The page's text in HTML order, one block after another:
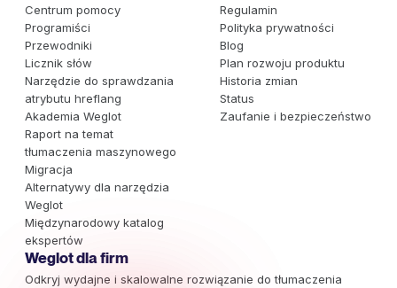
Centrum pomocy
Programiści
Przewodniki
Licznik słów
Narzędzie do sprawdzania
atrybutu hreflang
Akademia Weglot
Raport na temat
tłumaczenia maszynowego
Migracja
Alternatywy dla narzędzia
Weglot
Międzynarodowy katalog
ekspertów
Regulamin
Polityka prywatności
Blog
Plan rozwoju produktu
Historia zmian
Status
Zaufanie i bezpieczeństwo
Weglot dla firm
Odkryj wydajne i skalowalne rozwiązanie do tłumaczenia